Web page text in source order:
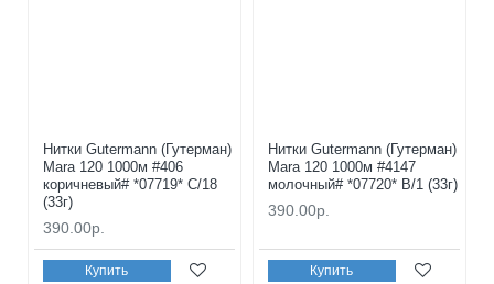
Нитки Gutermann (Гутерман)
Mara 120 1000м #406
коричневый# *07719* C/18
(33г)
390.00р.
Купить
Нитки Gutermann (Гутерман)
Mara 120 1000м #4147
молочный# *07720* B/1 (33г)
390.00р.
Купить